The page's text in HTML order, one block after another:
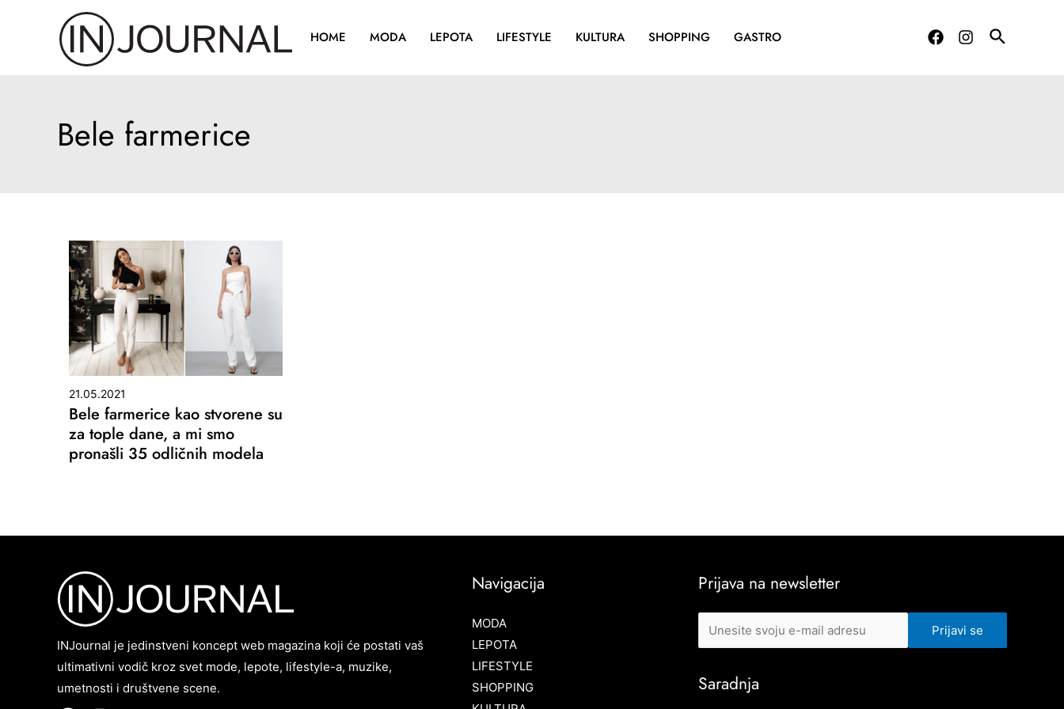
HOME MODA LEPOTA LIFESTYLE KULTURA SHOPPING GASTRO
Bele farmerice
21.05.2021
Bele farmerice kao stvorene su
za tople dane, a mi smo
pronašli 35 odličnih modela
INJournal je jedinstveni koncept web magazina koji će postati vaš
ultimativni vodič kroz svet mode, lepote, lifestyle-a, muzike,
umetnosti i društvene scene.
Navigacija
MODA
LEPOTA
LIFESTYLE
SHOPPING
Prijava na newsletter
Saradnja